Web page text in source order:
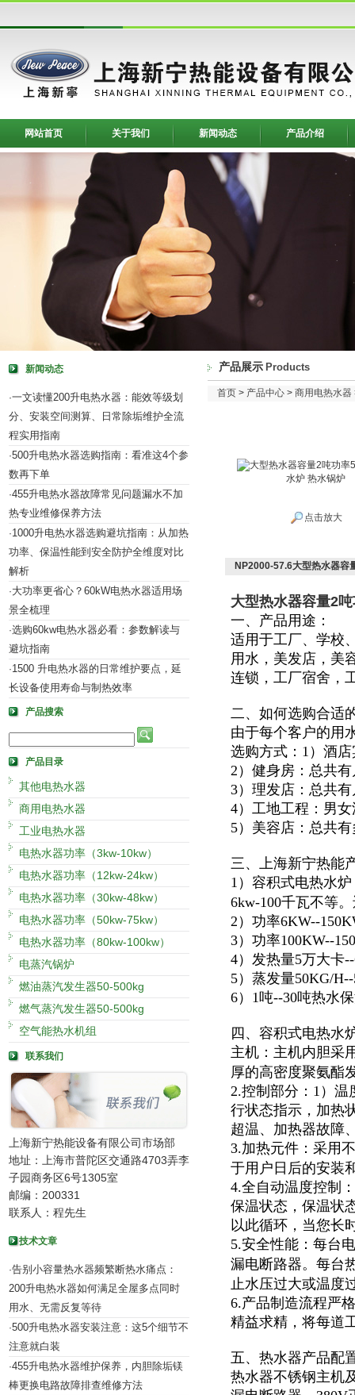
网站首页 关于我们 新闻动态 产品介绍
新闻动态
·一文读懂200升电热水器：能效等级划
分、安装空间测算、日常除垢维护全流
程实用指南
·500升电热水器选购指南：看准这4个参
数再下单
·455升电热水器故障常见问题漏水不加
热专业维修保养方法
·1000升电热水器选购避坑指南：从加热
功率、保温性能到安全防护全维度对比
解析
·大功率更省心？60kW电热水器适用场
景全梳理
·选购60kw电热水器必看：参数解读与
避坑指南
·1500 升电热水器的日常维护要点，延
长设备使用寿命与制热效率
产品搜索
产品目录
其他电热水器
商用电热水器
工业电热水器
电热水器功率（3kw-10kw）
电热水器功率（12kw-24kw）
电热水器功率（30kw-48kw）
电热水器功率（50kw-75kw）
电热水器功率（80kw-100kw）
电蒸汽锅炉
燃油蒸汽发生器50-500kg
燃气蒸汽发生器50-500kg
空气能热水机组
联系我们
上海新宁热能设备有限公司市场部
地址：上海市普陀区交通路4703弄李
子园商务区6号1305室
邮编：200331
联系人：程先生
技术文章
·告别小容量热水器频繁断热水痛点：
200升电热水器如何满足全屋多点同时
用水、无需反复等待
·500升电热水器安装注意：这5个细节不
注意就白装
·455升电热水器维护保养，内胆除垢镁
棒更换电路故障排查维修方法
产品展示 Products
首页 > 产品中心 > 商用电热水器
点击放大
NP2000-57.6大型热水器容
大型热水器容量2
一、产品用途：
适用于工厂、学校
用水，美发店，美
连锁，工厂宿舍，
二、如何选购合适
由于每个客户的用
选购方式：1）酒
2）健身房：总共
3）理发店：总共
4）工地工程：男
5）美容店：总共
三、上海新宁热能
1）容积式电热水
6kw-100千瓦不等
2）功率6KW--
3）功率100KW--
4）发热量5万大卡
5）蒸发量50KG/
6）1吨--30吨热水
四、容积式电热水
主机：主机内胆采
厚的高密度聚氨酯
2.控制部分：1）温
行状态指示，加热
超温、加热器故障
3.加热元件：采用
于用户日后的安装
4.全自动温度控制
保温状态，保温状
以此循环，当您长
5.安全性能：每台
漏电断路器。每台
止水压过大或温度
6.产品制造流程严
精益求精，将每道
五、热水器产品配
热水器不锈钢主机